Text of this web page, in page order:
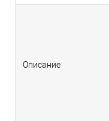
Описание